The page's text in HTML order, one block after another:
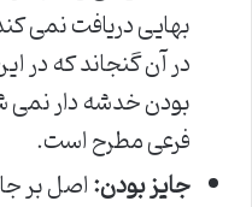
بهایی دریافت نمی
در آن گنجاند که در
بودن خدشه دار نمی
فرعی مطرح است.
جایز بودن:اصل بر